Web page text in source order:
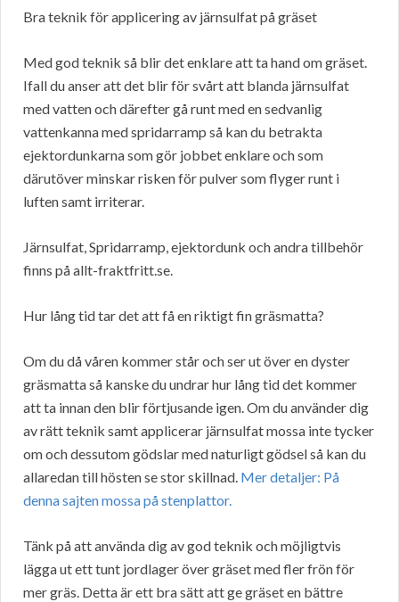
Bra teknik för applicering av järnsulfat på gräset
Med god teknik så blir det enklare att ta hand om gräset.
Ifall du anser att det blir för svårt att blanda järnsulfat
med vatten och därefter gå runt med en sedvanlig
vattenkanna med spridarramp så kan du betrakta
ejektordunkarna som gör jobbet enklare och som
därutöver minskar risken för pulver som flyger runt i
luften samt irriterar.
Järnsulfat, Spridarramp, ejektordunk och andra tillbehör
finns på allt-fraktfritt.se.
Hur lång tid tar det att få en riktigt fin gräsmatta?
Om du då våren kommer står och ser ut över en dyster
gräsmatta så kanske du undrar hur lång tid det kommer
att ta innan den blir förtjusande igen. Om du använder dig
av rätt teknik samt applicerar järnsulfat mossa inte tycker
om och dessutom gödslar med naturligt gödsel så kan du
allaredan till hösten se stor skillnad. Mer detaljer: På
denna sajten mossa på stenplattor.
Tänk på att använda dig av god teknik och möjligtvis
lägga ut ett tunt jordlager över gräset med fler frön för
mer gräs. Detta är ett bra sätt att ge gräset en bättre